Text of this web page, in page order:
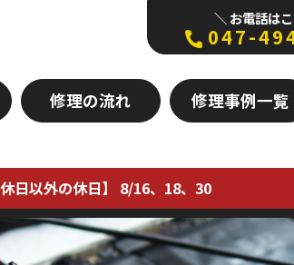
＼ お電話は
047-
修理の流れ 修理事例一覧
休日以外の休日】 8/16、18、30